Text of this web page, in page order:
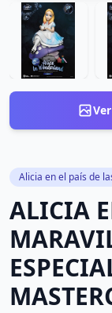
Alicia en el país de
ALICIA